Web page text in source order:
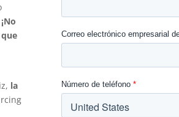
¡No
la